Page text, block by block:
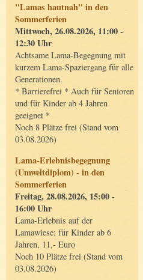
"Lamas hautnah" in den
Sommerferien
Mittwoch, 26.08.2026, 11:00 -
12:30 Uhr
Achtsame Lama-Begegnung mit
kurzem Lama-Spaziergang für alle
Generationen.
* Barrierefrei * Auch für Senioren
und für Kinder ab 4 Jahren
geeignet *
Noch 8 Plätze frei (Stand vom
03.08.2026)
Lama-Erlebnisbegegnung
(Umweltdiplom) - in den
Sommerferien
Freitag, 28.08.2026, 15:00 -
16:00 Uhr
Lama-Erlebnis auf der
Lamawiese; für Kinder ab 6
Jahren, 11,- Euro
Noch 10 Plätze frei (Stand vom
03.08.2026)